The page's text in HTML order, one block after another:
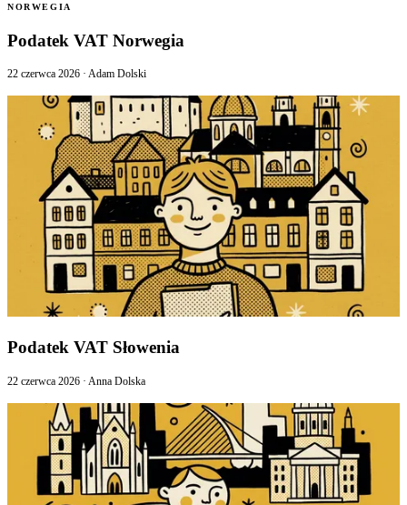
NORWEGIA
Podatek VAT Norwegia
22 czerwca 2026 · Adam Dolski
Podatek VAT Słowenia
22 czerwca 2026 · Anna Dolska